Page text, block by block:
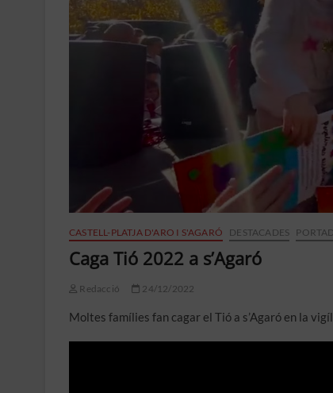
CASTELL-PLATJA D'ARO I S'AGARÓ DESTACADES
Caga Tió 2022 a s’Agaró
Redacció 24/12/2022
Moltes famílies fan cagar el Tió a s’Agaró en la